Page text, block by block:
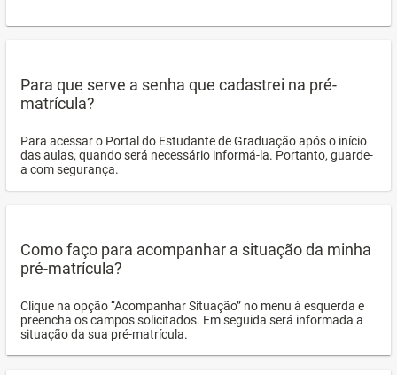
Para que serve a senha que cadastrei na pré-
matrícula?
Para acessar o Portal do Estudante de Graduação após o início
das aulas, quando será necessário informá-la. Portanto, guarde-
a com segurança.
Como faço para acompanhar a situação da minha
pré-matrícula?
Clique na opção “Acompanhar Situação” no menu à esquerda e
preencha os campos solicitados. Em seguida será informada a
situação da sua pré-matrícula.